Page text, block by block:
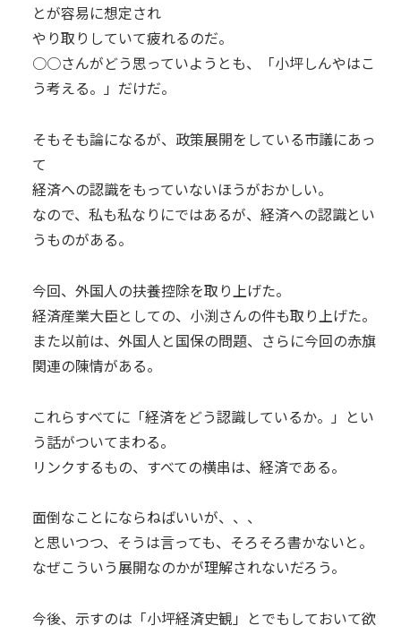
とが容易に想定され
やり取りしていて疲れるのだ。
○○さんがどう思っていようとも、「小坪しんやはこ
う考える。」だけだ。
そもそも論になるが、政策展開をしている市議にあっ
て
経済への認識をもっていないほうがおかしい。
なので、私も私なりにではあるが、経済への認識とい
うものがある。
今回、外国人の扶養控除を取り上げた。
経済産業大臣としての、小渕さんの件も取り上げた。
また以前は、外国人と国保の問題、さらに今回の赤旗
関連の陳情がある。
これらすべてに「経済をどう認識しているか。」とい
う話がついてまわる。
リンクするもの、すべての横串は、経済である。
面倒なことにならねばいいが、、、
と思いつつ、そうは言っても、そろそろ書かないと。
なぜこういう展開なのかが理解されないだろう。
今後、示すのは「小坪経済史観」とでもしておいて欲